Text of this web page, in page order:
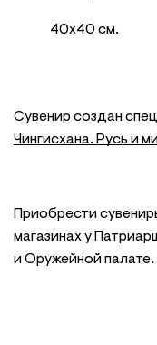
40х40 см.
Сувенир создан
Чингисхана. Русь и
Приобрести
магазинах у
и Оружейной палате.